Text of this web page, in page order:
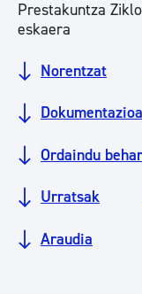
Prestakuntza
eskaera
Norentzat
Dokumentazioa
Ordaindu
Urratsak
Araudia